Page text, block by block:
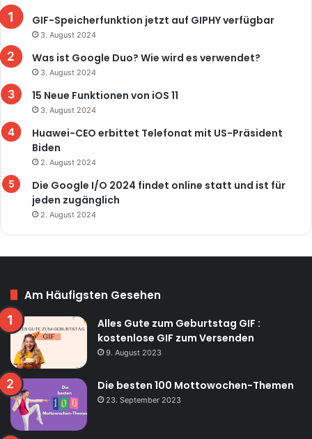
GIF-Speicherfunktion jetzt auf GIPHY verfügbar
3. August 2024
Was ist Google Duo? Wie wird es verwendet?
3. August 2024
15 Neue Funktionen von iOS 11
3. August 2024
Huawei-CEO erbittet Telefonat mit US-Präsident
Biden
2. August 2024
Die Google I/O 2024 findet online statt und ist für
jeden zugänglich
2. August 2024
Am Häufigsten Gesehen
Alles Gute zum Geburtstag GIF :
kostenlose GIF zum Versenden
9. August 2023
Die besten 100 Mottowochen-Themen
23. September 2023